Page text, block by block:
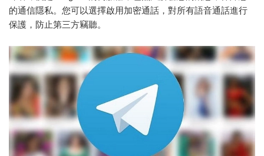
的通信隱私。您可以選擇啟用加密通話，對所有語音通話進行
保護，防止第三方竊聽。